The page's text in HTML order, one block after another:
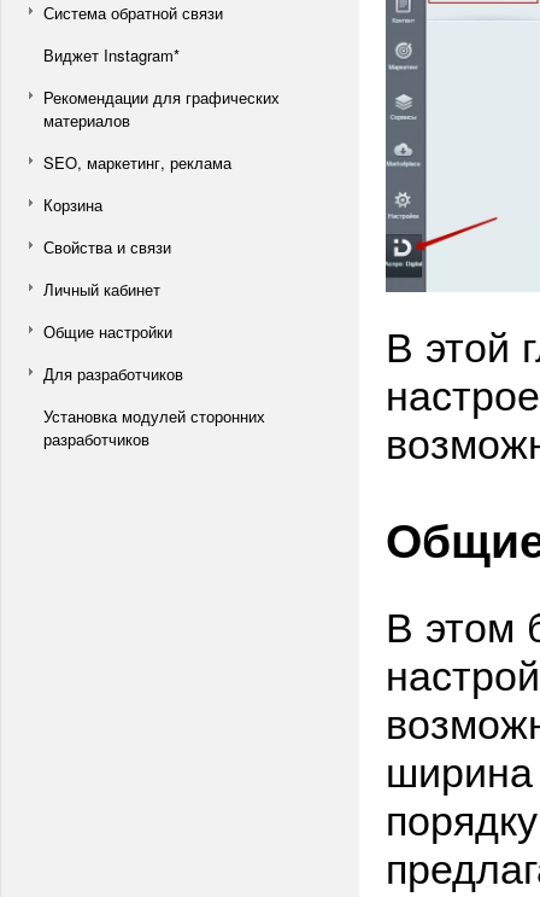
Система обратной связи
Виджет Instagram*
Рекомендации для графических
материалов
SEO, маркетинг, реклама
Корзина
Свойства и связи
Личный кабинет
Общие настройки
Для разработчиков
Установка модулей сторонних
разработчиков
В этой
В этом